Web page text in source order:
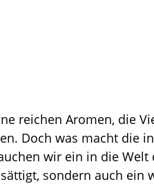
reichen Aromen, die
Doch was macht die
wir ein in die Welt
sondern auch ein